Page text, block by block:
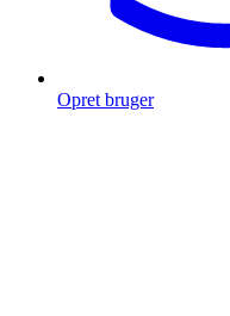
Opret bruger